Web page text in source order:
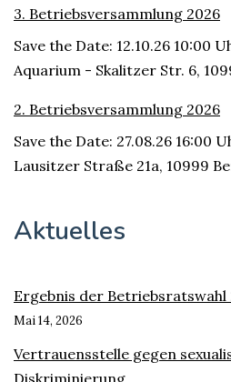
3. Betriebsversammlung 2026
Save the Date: 12.10.26 10:00
Aquarium - Skalitzer Str. 6,
2. Betriebsversammlung 2026
Save the Date: 27.08.26 16:00
Lausitzer Straße 21a, 10999
Aktuelles
Ergebnis der Betriebsratswahl
Mai 14, 2026
Vertrauensstelle gegen
Diskriminierung